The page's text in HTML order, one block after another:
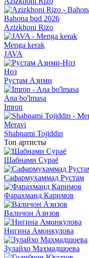
Bahona bud 2026
Azizkhoni Rizo
Menga kerak
JAVA
Ноз
Рустам Азими
Ana bo'lmasa
Imron
Meravi
Shabnami Tojiddin
Топ артисты
Шабнами Сураё
Сафармухаммад Рустам
Фарахманд Каримов
Валичон Азизов
Нигина Амонкулова
Зулайхо Махмадшоева